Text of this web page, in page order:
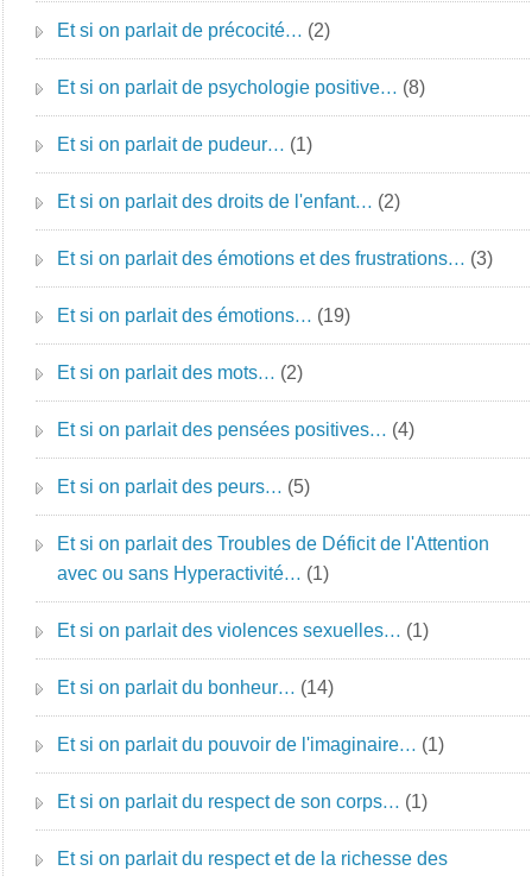
Et si on parlait de précocité… (2)
Et si on parlait de psychologie positive… (8)
Et si on parlait de pudeur… (1)
Et si on parlait des droits de l'enfant… (2)
Et si on parlait des émotions et des frustrations… (3)
Et si on parlait des émotions… (19)
Et si on parlait des mots… (2)
Et si on parlait des pensées positives… (4)
Et si on parlait des peurs… (5)
Et si on parlait des Troubles de Déficit de l'Attention
avec ou sans Hyperactivité… (1)
Et si on parlait des violences sexuelles… (1)
Et si on parlait du bonheur… (14)
Et si on parlait du pouvoir de l'imaginaire… (1)
Et si on parlait du respect de son corps… (1)
Et si on parlait du respect et de la richesse des